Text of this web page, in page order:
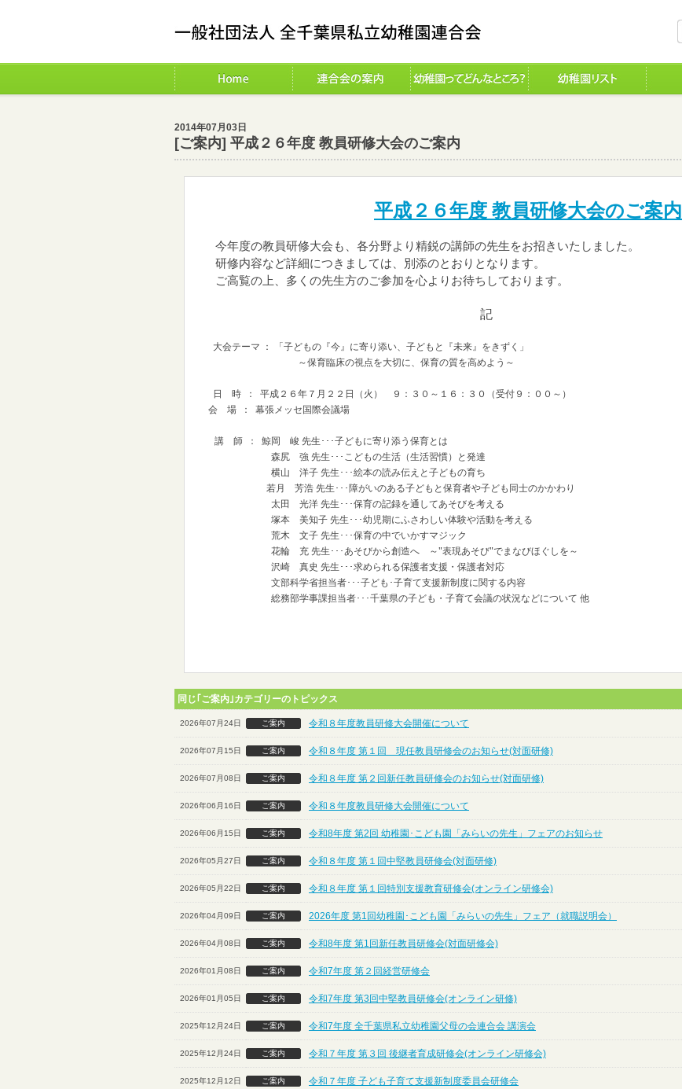
2014年07月03日
[ご案内] 平成２６年度 教員研修大会のご案内
平成２６年度 教員研修大会のご案内
今年度の教員研修大会も、各分野より精鋭の講師の先生をお招きいたしました。
研修内容など詳細につきましては、別添のとおりとなります。
ご高覧の上、多くの先生方のご参加を心よりお待ちしております。
記
大会テーマ ： 「子どもの『今』に寄り添い、子どもと『未来』をきずく」
～保育臨床の視点を大切に、保育の質を高めよう～
日 時 ：
平成２６年７月２２日（火） ９：３０～１６：３０（受付９：００～）
会 場 ： 幕張メッセ国際会議場
講 師 ： 鯨岡 峻 先生･･･子どもに寄り添う保育とは
森尻 強 先生･･･こどもの生活（生活習慣）と発達
横山 洋子 先生･･･絵本の読み伝えと子どもの育ち
若月 芳浩 先生･･･障がいのある子どもと保育者や子ども同士のかかわり
太田 光洋 先生･･･保育の記録を通してあそびを考える
塚本 美知子 先生･･･幼児期にふさわしい体験や活動を考える
荒木 文子 先生･･･保育の中でいかすマジック
花輪 充 先生･･･あそびから創造へ ～"表現あそび"でまなびほぐしを～
沢崎 真史 先生･･･求められる保護者支援・保護者対応
文部科学省担当者･･･子ども･子育て支援新制度に関する内容
総務部学事課担当者･･･千葉県の子ども・子育て会議の状況などについて 他
同じ｢ご案内｣カテゴリーのトピックス
2026年07月24日 ご案内 令和８年度教員研修大会開催について
2026年07月15日 ご案内 令和８年度 第１回 現任教員研修会のお知らせ(対面研修)
2026年07月08日 ご案内 令和８年度 第２回新任教員研修会のお知らせ(対面研修)
2026年06月16日 ご案内 令和８年度教員研修大会開催について
2026年06月15日 ご案内 令和8年度 第2回 幼稚園･こども園「みらいの先生」フェアのお知らせ
2026年05月27日 ご案内 令和８年度 第１回中堅教員研修会(対面研修)
2026年05月22日 ご案内 令和８年度 第１回特別支援教育研修会(オンライン研修会)
2026年04月09日 ご案内 2026年度 第1回幼稚園･こども園「みらいの先生」フェア（就職説明会）
2026年04月08日 ご案内 令和8年度 第1回新任教員研修会(対面研修会)
2026年01月08日 ご案内 令和7年度 第２回経営研修会
2026年01月05日 ご案内 令和7年度 第3回中堅教員研修会(オンライン研修)
2025年12月24日 ご案内 令和7年度 全千葉県私立幼稚園父母の会連合会 講演会
2025年12月24日 ご案内 令和７年度 第３回 後継者育成研修会(オンライン研修会)
2025年12月12日 ご案内 令和７年度 子ども子育て支援新制度委員会研修会